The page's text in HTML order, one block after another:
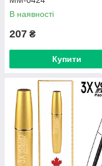
В наявності
207 ₴
Купити